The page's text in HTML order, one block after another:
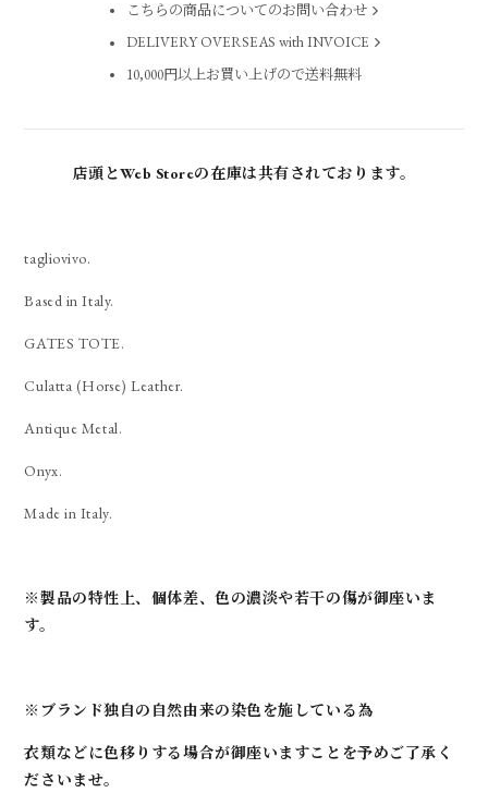
こちらの商品についてのお問い合わせ
DELIVERY OVERSEAS with INVOICE
10,000円以上お買い上げので送料無料
店頭とWeb Storeの在庫は共有されております。
tagliovivo.
Based in Italy.
GATES TOTE.
Culatta (Horse) Leather.
Antique Metal.
Onyx.
Made in Italy.
※製品の特性上、個体差、色の濃淡や若干の傷が御座いま
す。
※ブランド独自の自然由来の染色を施している為
衣類などに色移りする場合が御座いますことを予めご了承く
ださいませ。